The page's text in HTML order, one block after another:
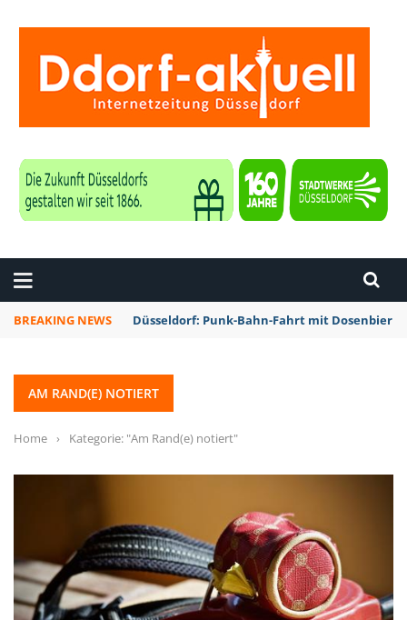
BREAKING NEWS Düsseldorf: Punk-Bahn-Fahrt mit Dosenbier
AM RAND(E) NOTIERT
Home › Kategorie: "Am Rand(e) notiert"